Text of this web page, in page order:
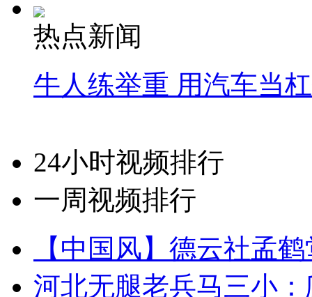
热点新闻
牛人练举重 用汽车当
24小时视频排行
一周视频排行
【中国风】德云社孟
河北无腿老兵马三小